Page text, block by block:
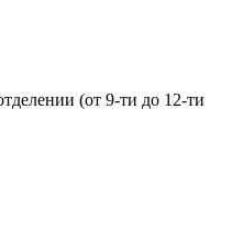
(от 9-ти до 12-ти